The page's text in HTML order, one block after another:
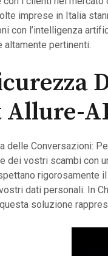
imprese in Italia
con l’intelligenza
altamente pertinenti.
Allure-
delle Conversazioni:
dei vostri scambi con
rigorosamente
dati personali. In
soluzione